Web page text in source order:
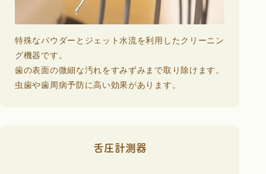
特殊なパウダーとジェット水流を利用したクリーニン
グ機器です。
歯の表面の微細な汚れをすみずみまで取り除けます。
虫歯や歯周病予防に高い効果があります。
舌圧計測器